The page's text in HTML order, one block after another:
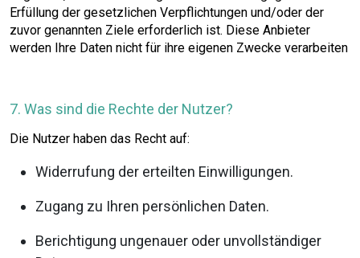
Erfüllung der gesetzlichen Verpflichtungen und/oder der
zuvor genannten Ziele erforderlich ist. Diese Anbieter
werden Ihre Daten nicht für ihre eigenen Zwecke verarbeiten
7. Was sind die Rechte der Nutzer?
Die Nutzer haben das Recht auf:
Widerrufung der erteilten Einwilligungen.
Zugang zu Ihren persönlichen Daten.
Berichtigung ungenauer oder unvollständiger